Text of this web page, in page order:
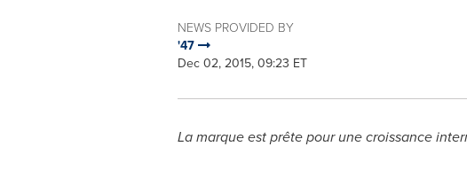
NEWS PROVIDED BY
'47
Dec 02, 2015, 09:23 ET
La marque est prête pour une croissance